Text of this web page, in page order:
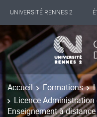
UNIVERSITÉ RENNES 2
INTERNATIONAL
LES NOUVELLES DE RENNES 2
Accueil Formations
Licence Administration
Enseignement à distance